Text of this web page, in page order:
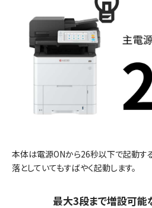
本体は電源ONから26秒以下で起動す
落としていてもすばやく起動します。
最大3段まで増設可能